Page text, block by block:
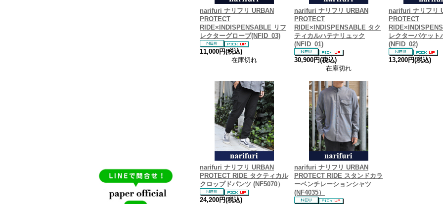
narifuri ナリフリ URBAN
PROTECT
RIDE×INDISPENSABLE リフ
レクターグローブ(NFID_03)
11,000円(税込)
在庫切れ
narifuri ナリフリ URBAN
PROTECT
RIDE×INDISPENSABLE タク
ティカルハテナリュック
(NFID_01)
30,900円(税込)
在庫切れ
narifuri ナリフリ
PROTECT
レクターバケット
(NFID_02)
13,200円(税込)
narifuri ナリフリ URBAN
PROTECT RIDE タクティカル
クロップドパンツ (NF5070）
24,200円(税込)
narifuri ナリフリ URBAN
PROTECT RIDE スタンドカラ
ーベンチレーションシャツ
(NF4035）